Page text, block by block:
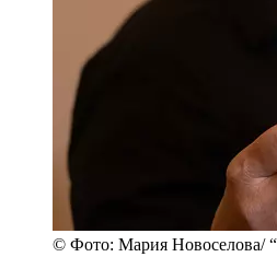
© Фото: Мария Новоселова/